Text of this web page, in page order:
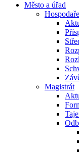
Město a úřad
Magistrát